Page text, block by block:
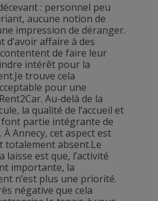
: personnel peu
aucune notion de
impression de déranger.
d’avoir affaire à des
de faire leur
intérêt pour la
trouve cela
pour une
Au-delà de la
la qualité de l’accueil et
font partie intégrante de
À Annecy, cet aspect est
totalement absent.Le
laisse est que, l’activité
importante, la
n’est plus une priorité.
négative que cela